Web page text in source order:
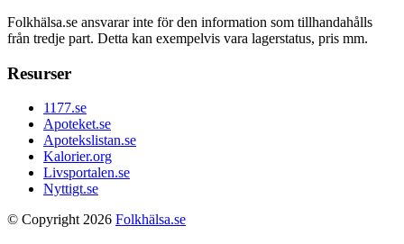
Folkhälsa.se ansvarar inte för den information som tillhandahålls
från tredje part. Detta kan exempelvis vara lagerstatus, pris mm.
Resurser
1177.se
Apoteket.se
Apotekslistan.se
Kalorier.org
Livsportalen.se
Nyttigt.se
© Copyright 2026 Folkhälsa.se